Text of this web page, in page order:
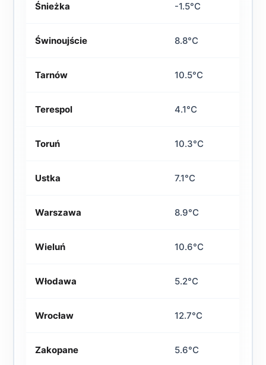
Śnieżka -1.5°C
Świnoujście 8.8°C
Tarnów 10.5°C
Terespol 4.1°C
Toruń 10.3°C
Ustka 7.1°C
Warszawa 8.9°C
Wieluń 10.6°C
Włodawa 5.2°C
Wrocław 12.7°C
Zakopane 5.6°C